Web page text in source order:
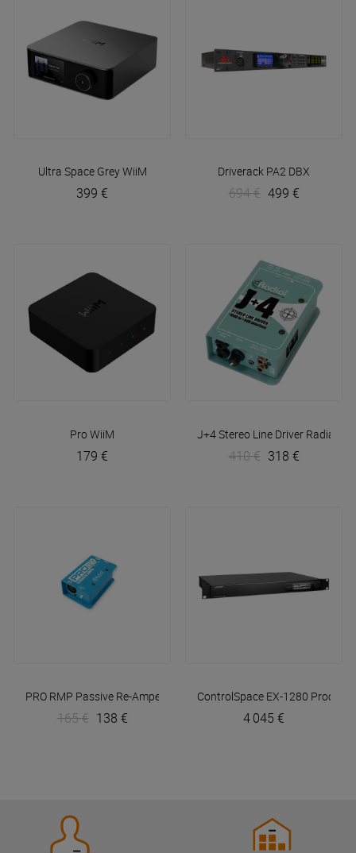
Ultra Space GreyWiiM
399 €
Driverack PA2 DBX
694 € 499 €
Pro WiiM
179 €
J+4 Stereo Line Driver Radial
410 € 318 €
PRO RMP Passive Re-Amper
165 € 138 €
ControlSpace EX-1280
4 045 €